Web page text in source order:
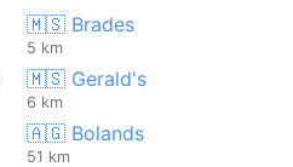
🇲🇸 Brades
5 km
🇲🇸 Gerald's
6 km
🇦🇬 Bolands
51 km